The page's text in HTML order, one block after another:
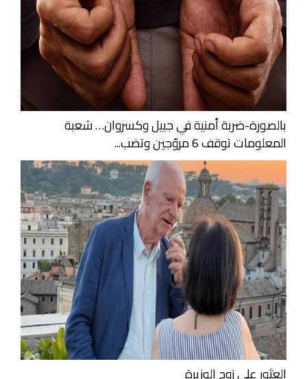
بالصورة-ضربة أمنية في جبيل وكسروان… شعبة
المعلومات توقف 6 مروّجين وتضب...
العثور على زوج الوزيرة